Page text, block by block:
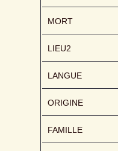
MORT
LIEU2
LANGUE
ORIGINE
FAMILLE